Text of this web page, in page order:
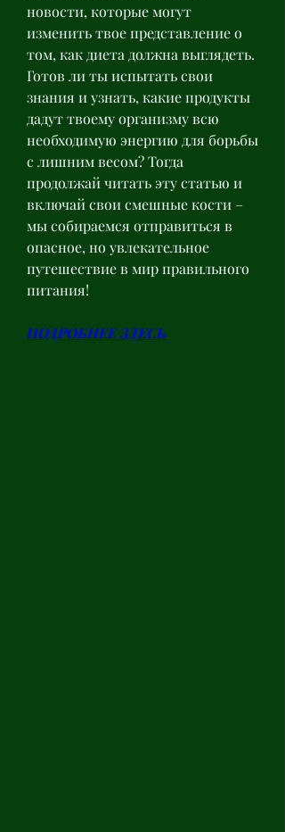
новости, которые могут
изменить твое представление о
том, как диета должна выглядеть.
Готов ли ты испытать свои
знания и узнать, какие продукты
дадут твоему организму всю
необходимую энергию для борьбы
с лишним весом? Тогда
продолжай читать эту статью и
включай свои смешные кости –
мы собираемся отправиться в
опасное, но увлекательное
путешествие в мир правильного
питания!
ПОДРОБНЕЕ ЗДЕСЬ